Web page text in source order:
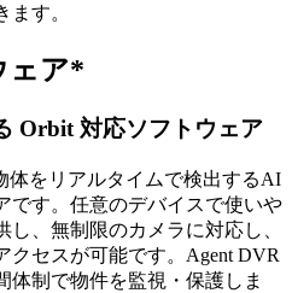
す。
ェア*
Orbit 対応ソフトウェア
体をリアルタイムで検出するAI
です。任意のデバイスで使いや
、無制限のカメラに対応し、
クセスが可能です。Agent DVR
体制で物件を監視・保護しま